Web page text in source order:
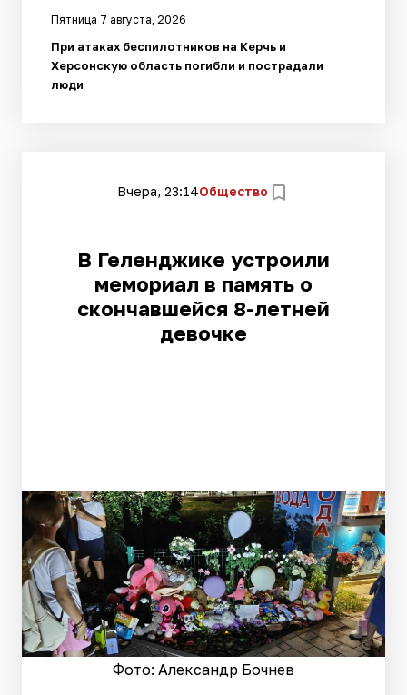
Пятница 7 августа, 2026
При атаках беспилотников на Керчь и
Херсонскую область погибли и пострадали
люди
Вчера, 23:14Общество
В Геленджике устроили
мемориал в память о
скончавшейся 8-летней
девочке
Фото: Александр Бочнев